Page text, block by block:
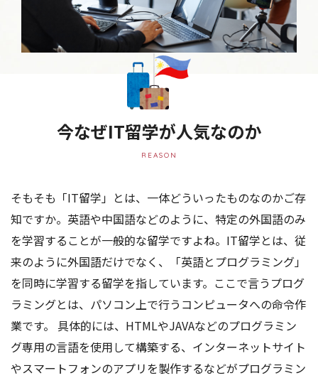
今なぜIT留学が人気なのか
REASON
そもそも「IT留学」とは、一体どういったものなのかご存
知ですか。英語や中国語などのように、特定の外国語のみ
を学習することが一般的な留学ですよね。IT留学とは、従
来のように外国語だけでなく、「英語とプログラミング」
を同時に学習する留学を指しています。ここで言うプログ
ラミングとは、パソコン上で行うコンピュータへの命令作
業です。 具体的には、HTMLやJAVAなどのプログラミン
グ専用の言語を使用して構築する、インターネットサイト
やスマートフォンのアプリを製作するなどがプログラミン